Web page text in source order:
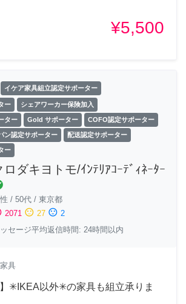
¥5,500
イケア家具組立認定サポーター
ー シェアワーカー保険加入
ター Gold サポーター COFO認定サポーター
ン認定サポーター 配送認定サポーター
ー
ロダキヨトモ/ｲﾝﾃﾘｱｺｰﾃﾞｨﾈｰﾀｰ
/ 50代 / 東京都
2071 sentiment_neutral 27 sentiment_dissatisfied 2
ッセージ平均返信時間: 24時間以内
具
】✳︎IKEA以外✳︎の家具も組立承りま